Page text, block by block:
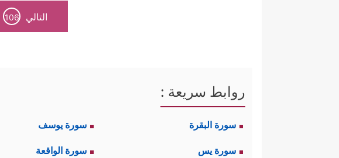
التالي 106
روابط سريعة :
سورة البقرة سورة يوسف
سورة يس سورة الواقعة